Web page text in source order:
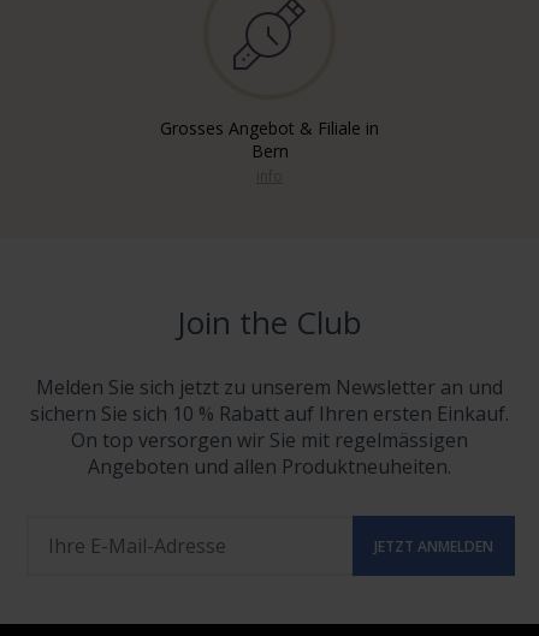
Grosses Angebot & Filiale in
Bern
Join the Club
Melden Sie sich jetzt zu unserem Newsletter an und
sichern Sie sich 10 % Rabatt auf Ihren ersten Einkauf.
On top versorgen wir Sie mit regelmässigen
Angeboten und allen Produktneuheiten.